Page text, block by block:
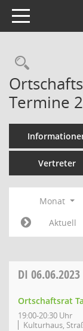
Toggle navigation
Termine
Vertreter
Monat
Aktuell
DI 06.06.2023
Ortschaftsrat
19:00-20:30 Uhr
Kulturhaus,